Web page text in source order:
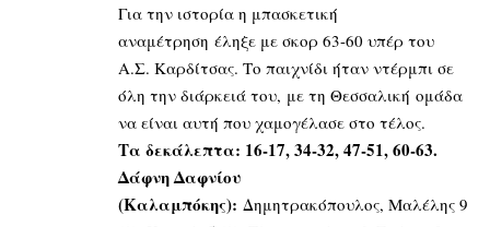
Για την ιστορία η μπασκετική
αναμέτρηση έληξε με σκορ 63-60 υπέρ του
Α.Σ. Καρδίτσας. Το παιχνίδι ήταν ντέρμπι σε
όλη την διάρκειά του, με τη Θεσσαλική ομάδα
να είναι αυτή που χαμογέλασε στο τέλος.
Τα δεκάλεπτα: 16-17, 34-32, 47-51, 60-63.
Δάφνη Δαφνίου
(Καλαμπόκης): Δημητρακόπουλος, Μαλέλης 9